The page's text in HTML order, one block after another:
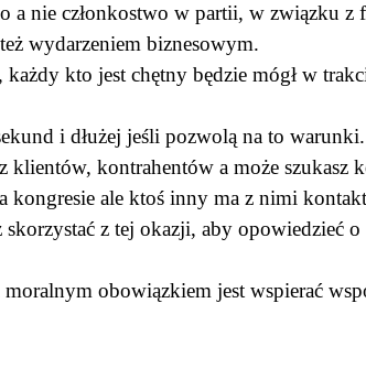
nie członkostwo w partii, w związku z
wydarzeniem biznesowym.
kto jest chętny będzie mógł w
i dłużej jeśli pozwolą na to warunki.
klientów, kontrahentów a może szukasz
ale ktoś inny ma z nimi
skorzystać z tej okazji, aby opowiedzieć
obowiązkiem jest wspierać